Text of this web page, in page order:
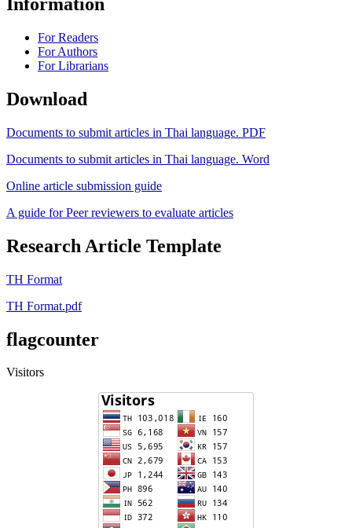
For Readers
For Authors
For Librarians
Download
Documents to submit articles in Thai language. PDF
Documents to submit articles in Thai language. Word
Online article submission guide
A guide for Peer reviewers to evaluate articles
Research Article Template
TH Format
TH Format.pdf
flagcounter
Visitors